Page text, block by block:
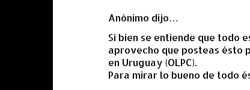
Anónimo dijo…
Si bien se entiende que todo
aprovecho que posteas ésto
en Uruguay (OLPC).
Para mirar lo bueno de todo